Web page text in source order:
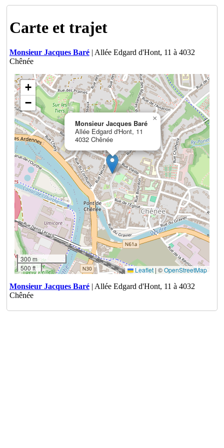
Carte et trajet
Monsieur Jacques Baré| Allée Edgard d'Hont, 11 à 4032
Chênée
Monsieur Jacques Baré
Allée Edgard d'Hont, 11
4032 Chênée
×
+
−
300 m
500 ft
Leaflet | ©OpenStreetMap
Monsieur Jacques Baré| Allée Edgard d'Hont, 11 à 4032
Chênée